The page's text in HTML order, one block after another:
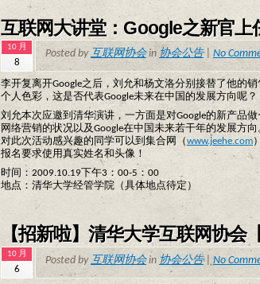
互联网大讲堂：Google之新官上
10 月
8
Posted by互联网协会in 协会公告| No
李开复离开Google之后，刘允和杨文洛分别接替了他的
个人色彩，这是否代表Google未来在中国的发展方向呢？
刘允本次应邀到清华演讲，一方面是对Google的新产品
网络营销的状况以及Google在中国未来若干年的发展方
对此次活动感兴趣的同学可以到集合网（www.jeehe.com
报名要求使用真实姓名和头像！
时间：2009.10.19下午3：00-5：00
地点：清华大学经管学院（具体地点待定）
【招新啦】清华大学互联网协会
10 月
6
Posted by互联网协会in 协会公告| No